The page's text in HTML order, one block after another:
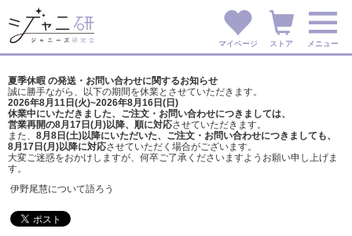
マイページ ストア メニュー
夏季休暇 の発送・お問い合わせに関するお知らせ
誠に勝手ながら、以下の期間を休業とさせていただきます。
2026年8月11日(火)~2026年8月16日(日)
休業中にいただきました、ご注文・お問い合わせにつきましては、
営業再開の8月17日(月)以降、順に対応させていただきます。
また、 8月8日(土)以降にいただいた、ご注文・ お問い合わせにつきましても、
8月17日(月)以降に対応させていただく場合がございます。
大変ご迷惑をおかけしますが、 何卒ご了承くださいますようお願い申し上げま
す。
伊野尾慧について語ろう